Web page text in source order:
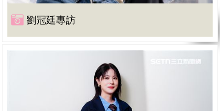
劉冠廷專訪